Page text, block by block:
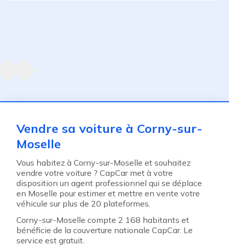
Vendre sa voiture à Corny-sur-
Moselle
Vous habitez à Corny-sur-Moselle et souhaitez
vendre votre voiture ? CapCar met à votre
disposition un agent professionnel qui se déplace
en Moselle pour estimer et mettre en vente votre
véhicule sur plus de 20 plateformes.
Corny-sur-Moselle compte 2 168 habitants et
bénéficie de la couverture nationale CapCar. Le
service est gratuit.